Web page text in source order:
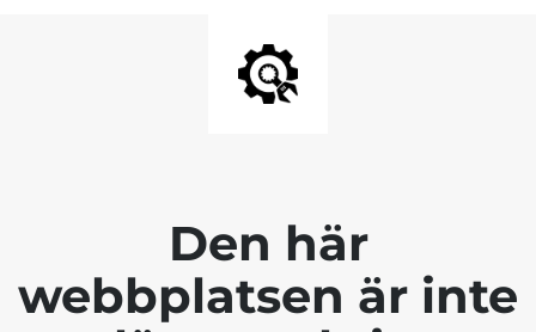
Den här
webbplatsen är inte